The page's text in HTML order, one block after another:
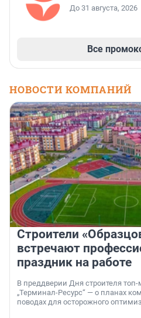
До 31 августа, 2026
Все
НОВОСТИ КОМПАНИЙ
Строители
встречают
праздник на работе
В преддверии Дня строителя
„Терминал-Ресурс“ — о планах
поводах для осторожного